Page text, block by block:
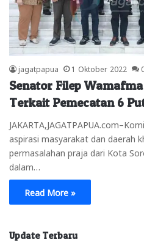
jagatpapua 1 Oktober 2022
Senator Filep
Terkait Pemecatan 6
aspirasi masyarakat dan daerah
permasalahan praja dari Kota
dalam…
Read More »
Update Terbaru